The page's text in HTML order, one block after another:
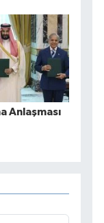
Anlaşması